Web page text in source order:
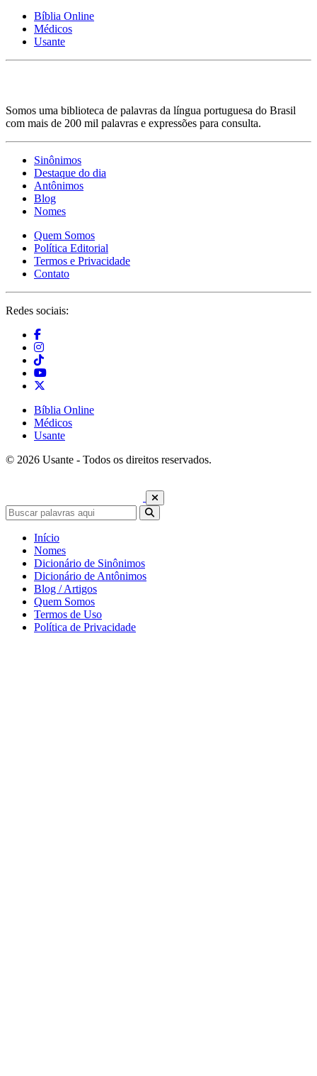
Bíblia Online
Médicos
Usante
Somos uma biblioteca de palavras da língua portuguesa do Brasil
com mais de 200 mil palavras e expressões para consulta.
Sinônimos
Destaque do dia
Antônimos
Blog
Nomes
Quem Somos
Política Editorial
Termos e Privacidade
Contato
Redes sociais:
Bíblia Online
Médicos
Usante
© 2026 Usante - Todos os direitos reservados.
Início
Nomes
Dicionário de Sinônimos
Dicionário de Antônimos
Blog / Artigos
Quem Somos
Termos de Uso
Política de Privacidade